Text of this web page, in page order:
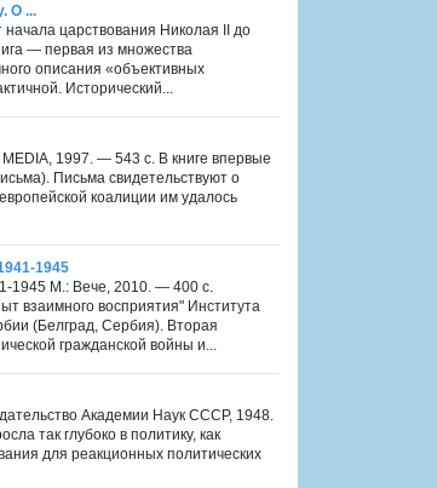
О ...
царствования Николая II до
— первая из множества
описания «объективных
Исторический...
1997. — 543 с. В книге впервые
Письма свидетельствуют о
коалиции им удалось
1945
1945 М.: Вече, 2010. — 400 с.
взаимного восприятия" Института
(Белград, Сербия). Вторая
гражданской войны и...
Академии Наук СССР, 1948.
так глубоко в политику, как
для реакционных политических